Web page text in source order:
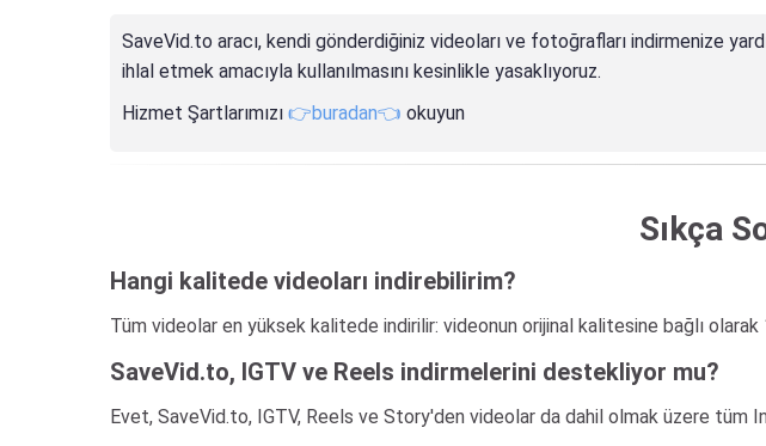
SaveVid.to aracı, kendi gönderdiğiniz videoları ve fotoğrafları indirmenize
ihlal etmek amacıyla kullanılmasını kesinlikle yasaklıyoruz.
Hizmet Şartlarımızı 👉buradan👈 okuyun
Sıkça
Hangi kalitede videoları indirebilirim?
Tüm videolar en yüksek kalitede indirilir: videonun orijinal kalitesine bağlı olarak
SaveVid.to, IGTV ve Reels indirmelerini destekliyor mu?
Evet, SaveVid.to, IGTV, Reels ve Story'den videolar da dahil olmak üzere tüm